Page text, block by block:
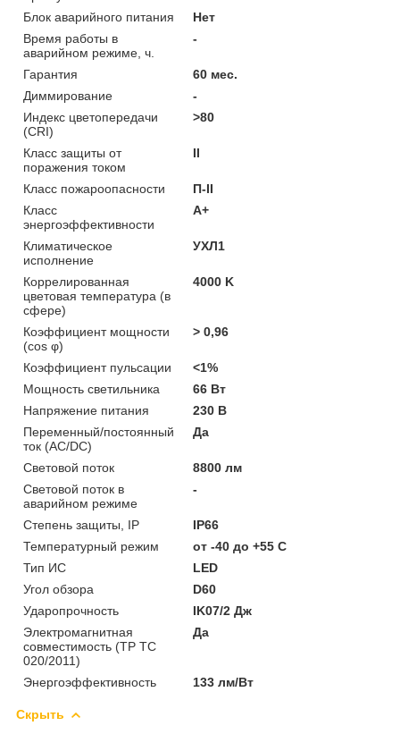
Блок аварийного питания
Нет
Время работы в
аварийном режиме, ч.
-
Гарантия
60 мес.
Диммирование
-
Индекс цветопередачи
(CRI)
>80
Класс защиты от
поражения током
II
Класс пожароопасности
П-ІІ
Класс
энергоэффективности
A+
Климатическое
исполнение
УХЛ1
Коррелированная
цветовая температура (в
сфере)
4000 K
Коэффициент мощности
(cos φ)
> 0,96
Коэффициент пульсации
<1%
Мощность светильника
66 Вт
Напряжение питания
230 В
Переменный/постоянный
ток (AC/DC)
Да
Световой поток
8800 лм
Световой поток в
аварийном режиме
-
Степень защиты, IP
IP66
Температурный режим
от -40 до +55 C
Тип ИС
LED
Угол обзора
D60
Ударопрочность
IK07/2 Дж
Электромагнитная
совместимость (ТР ТС
020/2011)
Да
Энергоэффективность 133 лм/Вт
Скрыть